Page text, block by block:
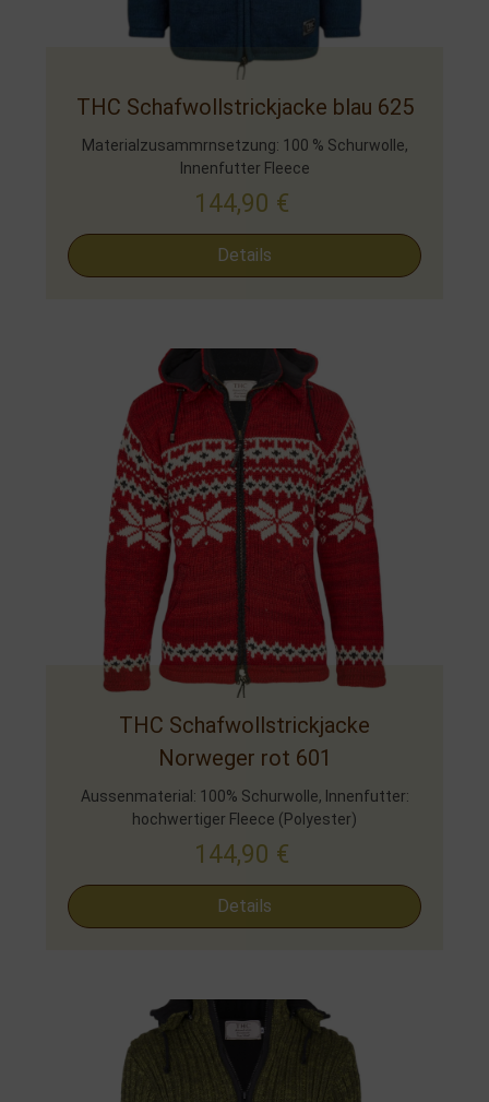
THC Schafwollstrickjacke blau 625
Materialzusammrnsetzung: 100 % Schurwolle,
Innenfutter Fleece
144,90 €
Details
THC Schafwollstrickjacke
Norweger rot 601
Aussenmaterial: 100% Schurwolle, Innenfutter:
hochwertiger Fleece (Polyester)
144,90 €
Details